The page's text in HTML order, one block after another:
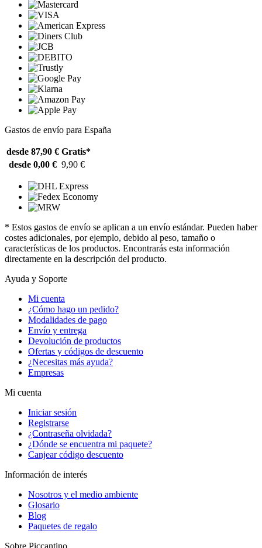
Gastos de envío para España
desde 87,90 € Gratis*
desde 0,00 € 9,90 €
* Estos gastos de envío se aplican a un envío estándar. Pueden haber
costes adicionales, por ejemplo, debido al peso, tamaño o
características de los productos. Encontrarás esta información
directamente en la descripción del producto.
Ayuda y Soporte
Mi cuenta
¿Cómo hago un pedido?
Modalidades de pago
Envío y entrega
Devolución de productos
Ofertas y códigos de descuento
¿Necesitas más ayuda?
Empresas
Mi cuenta
Iniciar sesión
Registrarse
¿Contraseña olvidada?
¿Dónde se encuentra mi paquete?
Canjear código descuento
Información de interés
Nosotros y el medio ambiente
Glosario
Blog
Paquetes de regalo
Sobre Piccantino